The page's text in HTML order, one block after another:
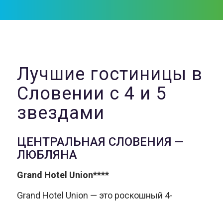
Лучшие гостиницы в
Словении с 4 и 5
звездами
ЦЕНТРАЛЬНАЯ СЛОВЕНИЯ —
ЛЮБЛЯНА
Grand Hotel Union****
Grand Hotel Union — это роскошный 4-